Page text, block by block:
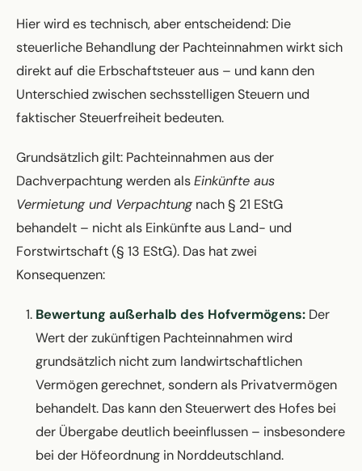
Hier wird es technisch, aber entscheidend: Die
steuerliche Behandlung der Pachteinnahmen wirkt sich
direkt auf die Erbschaftsteuer aus – und kann den
Unterschied zwischen sechsstelligen Steuern und
faktischer Steuerfreiheit bedeuten.
Grundsätzlich gilt: Pachteinnahmen aus der
Dachverpachtung werden alsEinkünfte aus
Vermietung und Verpachtungnach § 21 EStG
behandelt – nicht als Einkünfte aus Land- und
Forstwirtschaft (§ 13 EStG). Das hat zwei
Konsequenzen:
Bewertung außerhalb des Hofvermögens: Der
Wert der zukünftigen Pachteinnahmen wird
grundsätzlich nicht zum landwirtschaftlichen
Vermögen gerechnet, sondern als Privatvermögen
behandelt. Das kann den Steuerwert des Hofes bei
der Übergabe deutlich beeinflussen – insbesondere
bei der Höfeordnung in Norddeutschland.